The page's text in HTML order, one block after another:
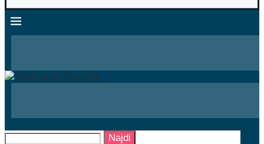
Najdi